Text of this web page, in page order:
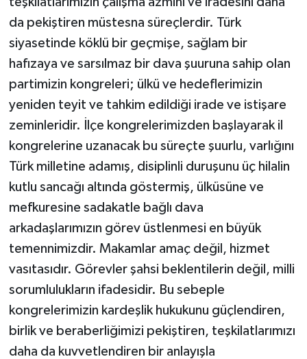
da pekiştiren müstesna süreçlerdir. Türk
siyasetinde köklü bir geçmişe, sağlam bir
hafızaya ve sarsılmaz bir dava şuuruna sahip olan
partimizin kongreleri; ülkü ve hedeflerimizin
yeniden teyit ve tahkim edildiği irade ve istişare
zeminleridir. İlçe kongrelerimizden başlayarak il
kongrelerine uzanacak bu süreçte şuurlu, varlığını
Türk milletine adamış, disiplinli duruşunu üç hilalin
kutlu sancağı altında göstermiş, ülküsüne ve
mefkuresine sadakatle bağlı dava
arkadaşlarımızın görev üstlenmesi en büyük
temennimizdir. Makamlar amaç değil, hizmet
vasıtasıdır. Görevler şahsi beklentilerin değil, milli
sorumlulukların ifadesidir. Bu sebeple
kongrelerimizin kardeşlik hukukunu güçlendiren,
birlik ve beraberliğimizi pekiştiren, teşkilatlarımızı
daha da kuvvetlendiren bir anlayışla